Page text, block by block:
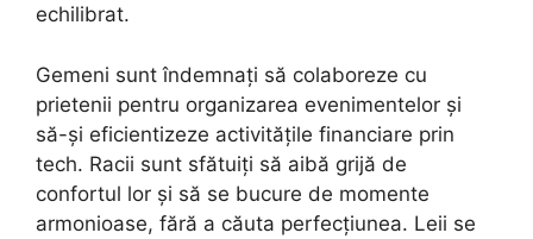
echilibrat.
Gemeni sunt îndemnați să colaboreze cu
prietenii pentru organizarea evenimentelor și
să-și eficientizeze activitățile financiare prin
tech. Racii sunt sfătuiți să aibă grijă de
confortul lor și să se bucure de momente
armonioase, fără a căuta perfecțiunea. Leii se